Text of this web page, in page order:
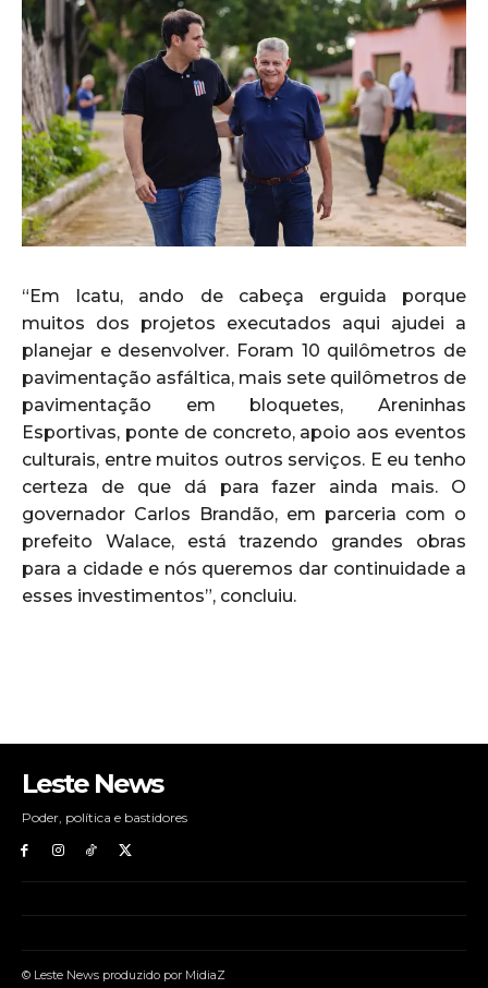
“Em Icatu, ando de cabeça erguida porque
muitos dos projetos executados aqui ajudei a
planejar e desenvolver. Foram 10 quilômetros de
pavimentação asfáltica, mais sete quilômetros de
pavimentação em bloquetes, Areninhas
Esportivas, ponte de concreto, apoio aos eventos
culturais, entre muitos outros serviços. E eu tenho
certeza de que dá para fazer ainda mais. O
governador Carlos Brandão, em parceria com o
prefeito Walace, está trazendo grandes obras
para a cidade e nós queremos dar continuidade a
esses investimentos”, concluiu.
Leste News
Poder, política e bastidores
© Leste News produzido por MidiaZ